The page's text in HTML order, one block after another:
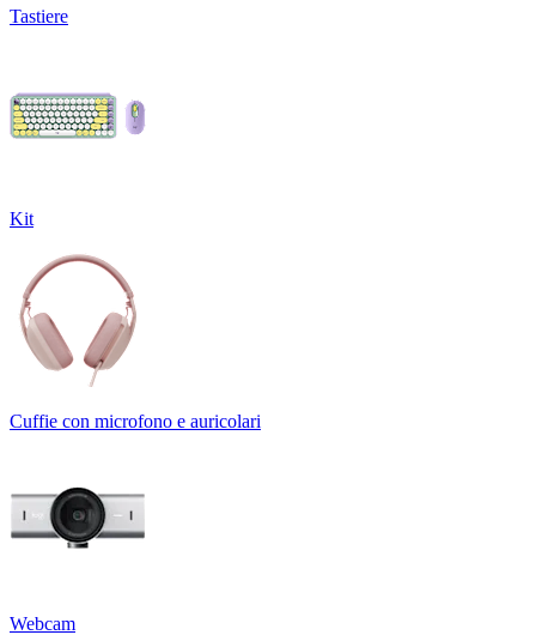
Tastiere
Kit
Cuffie con microfono e auricolari
Webcam